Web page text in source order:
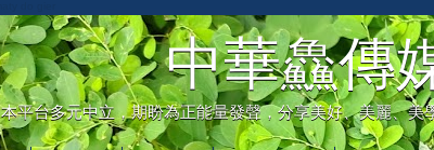
中華鱻傳
本平台多元中立，期盼為正能量發聲，分享美好、美麗、